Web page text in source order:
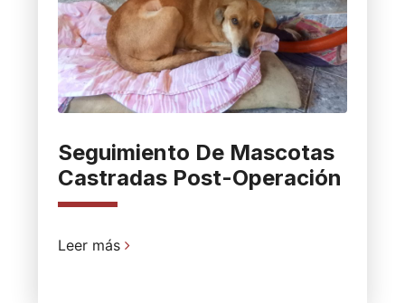
Seguimiento De Mascotas
Castradas Post-Operación
Leer más